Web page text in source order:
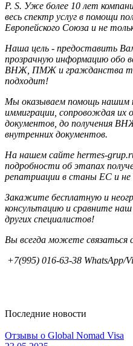
P. S. Уже более 10 лет
весь спектр услуг в помощи
Европейского Союза и не
Наша цель - предоставить
прозрачную информацию обо
ВНЖ, ПМЖ и гражданства
подходит!
Мы оказываем помощь нашим
иммиграции, сопровождая их
документов, до получения
внутренних документов.
На нашем сайте hermes-
подробности об этапах
репатриации в станы ЕС и не
Закажите бесплатную и
консультацию и сравните
других специалистов!
Вы всегда можете связаться
+7(995) 016-63-38 WhatsApp/
Последние новости
Отзывы о Global Nomad Visa